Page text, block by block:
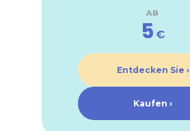
AB
5 €
Entdecken Sie ›
Kaufen ›